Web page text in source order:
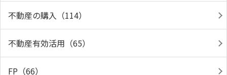
不動産の購入（114）
不動産有効活用（65）
FP（66）